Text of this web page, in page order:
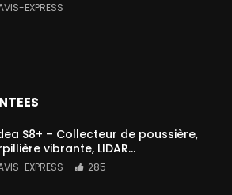
EXPRESS
S8+ – Collecteur de poussière,
vibrante, LIDAR…
EXPRESS 285